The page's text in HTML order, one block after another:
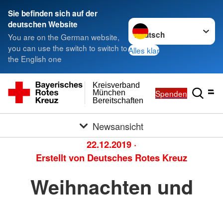
Sie befinden sich auf der
deutschen Website
You are on the German website,
you can use the switch to switch to
the English one
Sprache wechseln zu
Alles klar
Bereitschaften
München
Kreisverband
Spenden
Newsansicht
22.12.2019 ·
Erstellt von Deutsches Rotes Kreuz
Weihnachten und